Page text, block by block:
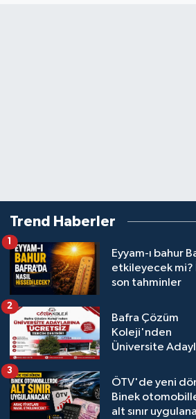
Trend Haberler
Eyyam-ı bahur
etkileyecek mi?
son tahminler
1
Bafra Çözüm
Koleji'nden
Üniversite
Desteği
2
ÖTV'de yeni
Binek
alt sınır
3